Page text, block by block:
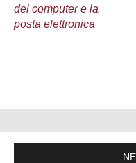
del computer e la
posta elettronica